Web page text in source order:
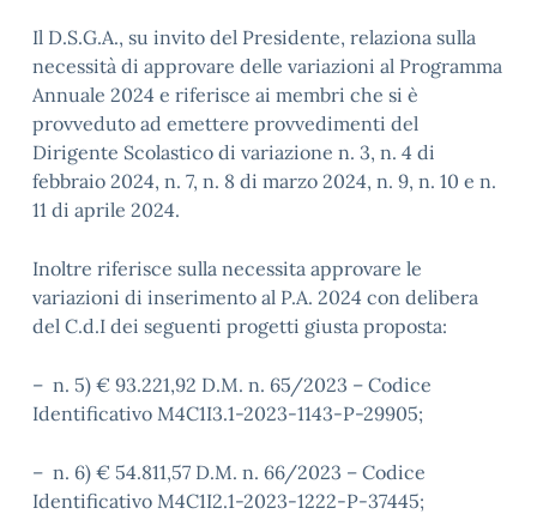
Il D.S.G.A., su invito del Presidente, relaziona sulla
necessità di approvare delle variazioni al Programma
Annuale 2024 e riferisce ai membri che si è
provveduto ad emettere provvedimenti del
Dirigente Scolastico di variazione n. 3, n. 4 di
febbraio 2024, n. 7, n. 8 di marzo 2024, n. 9, n. 10 e n.
11 di aprile 2024.
Inoltre riferisce sulla necessita approvare le
variazioni di inserimento al P.A. 2024 con delibera
del C.d.I dei seguenti progetti giusta proposta:
– n. 5) € 93.221,92 D.M. n. 65/2023 – Codice
Identificativo M4C1I3.1-2023-1143-P-29905;
– n. 6) € 54.811,57 D.M. n. 66/2023 – Codice
Identificativo M4C1I2.1-2023-1222-P-37445;